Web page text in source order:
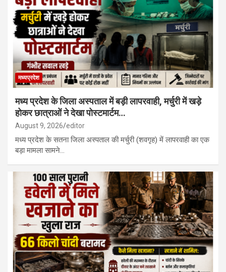
मध्यप्रदेश
मध्य प्रदेश के जिला अस्पताल में बड़ी लापरवाही, मर्चुरी में खड़े
होकर छात्राओं ने देखा पोस्टमार्टम…
August 9, 2026 editor
मध्य प्रदेश के सतना जिला अस्पताल की मर्चुरी (शवगृह) में लापरवाही का एक
बड़ा मामला सामने…